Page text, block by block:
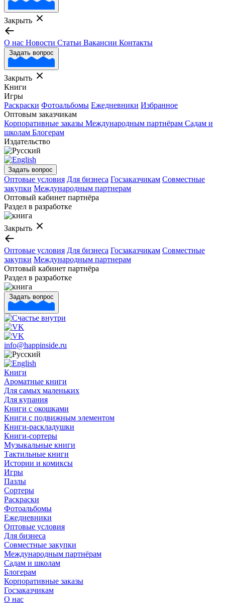
Закрыть
О нас Новости Статьи Вакансии Контакты
Задать вопрос
Закрыть
Книги
Игры
Раскраски Фотоальбомы Ежедневники Избранное
Оптовым заказчикам
Корпоративные заказы Международным партнёрам Садам и
школам Блогерам
Издательство
Задать вопрос
Оптовые условия Для бизнеса Госзаказчикам Совместные
закупки Международным партнерам
Оптовый кабинет партнёра
Раздел в разработке
Закрыть
Оптовые условия Для бизнеса Госзаказчикам Совместные
закупки Международным партнерам
Оптовый кабинет партнёра
Раздел в разработке
Задать вопрос
info@happinside.ru
Книги
Ароматные книги
Для самых маленьких
Для купания
Книги с окошками
Книги с подвижным элементом
Книги-раскладушки
Книги-сортеры
Музыкальные книги
Тактильные книги
Истории и комиксы
Игры
Пазлы
Сортеры
Раскраски
Фотоальбомы
Ежедневники
Оптовые условия
Для бизнеса
Совместные закупки
Международным партнёрам
Садам и школам
Блогерам
Корпоративные заказы
Госзаказчикам
О нас